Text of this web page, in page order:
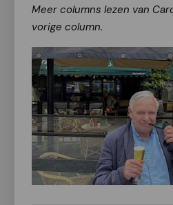
Meer columns lezen van
vorige column.